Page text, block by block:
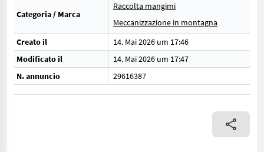
Categoria / Marca
Raccolta mangimi
Meccanizzazione in montagna
Creato il
14. Mai 2026 um 17:46
Modificato il
14. Mai 2026 um 17:47
N. annuncio
29616387